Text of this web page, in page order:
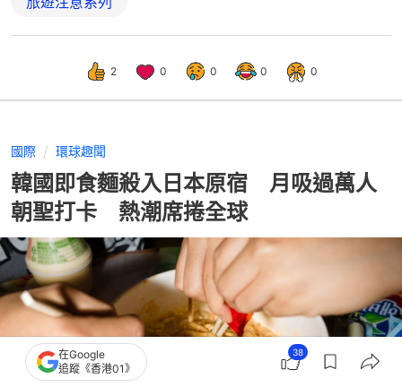
2 0 0 0 0
國際 環球趣聞
韓國即食麵殺入日本原宿 月吸過萬人
朝聖打卡 熱潮席捲全球
在Google
追蹤《香港01》
38